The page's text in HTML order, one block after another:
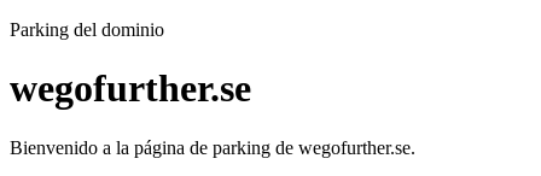
Parking del dominio
wegofurther.se
Bienvenido a la página de parking de wegofurther.se.